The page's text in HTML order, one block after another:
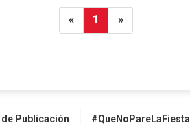
« 1 »
Publicación #QueNoPareLaFiesta